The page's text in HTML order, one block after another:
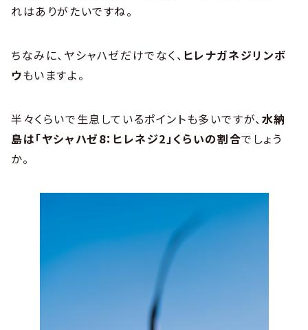
れはありがたいですね。
ちなみに、ヤシャハゼだけでなく、 ヒレナガネジリンボ
ウもいますよ。
半々くらいで生息しているポイントも多いですが、 水納
島は「ヤシャハゼ8：ヒレネジ2」くらいの割合でしょう
か。